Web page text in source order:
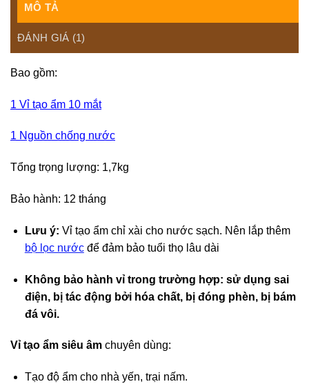
MÔ TẢ
ĐÁNH GIÁ (1)
Bao gồm:
1 Vỉ tạo ẩm 10 mắt
1 Nguồn chống nước
Tổng trọng lượng: 1,7kg
Bảo hành: 12 tháng
Lưu ý: Vỉ tạo ẩm chỉ xài cho nước sạch. Nên lắp thêm
bộ lọc nướcđể đảm bảo tuổi thọ lâu dài
Không bảo hành vỉ trong trường hợp: sử dụng sai
điện, bị tác động bởi hóa chất, bị đóng phèn, bị bám
đá vôi.
Vỉ tạo ẩm siêu âm chuyên dùng:
Tạo độ ẩm cho nhà yến, trại nấm.